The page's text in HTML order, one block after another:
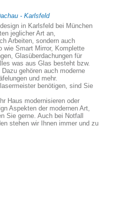
- Karlsfeld
in Karlsfeld bei München
jeglicher Art an,
Arbeiten, sondern auch
wie Smart Mirror, Komplette
Glasüberdachungen für
was aus Glas besteht bzw.
gehören auch moderne
und mehr.
benötigen, sind Sie
Haus modernisieren oder
Aspekten der modernen Art,
Sie gerne. Auch bei Notfall
stehen wir Ihnen immer und zu